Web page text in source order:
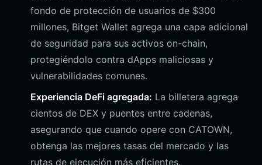
fondo de protección de usuarios de $300
millones, Bitget Wallet agrega una capa adicional
de seguridad para sus activos on-chain,
protegiéndolo contra dApps maliciosas y
vulnerabilidades comunes.
Experiencia DeFi agregada: La billetera agrega
cientos de DEX y puentes entre cadenas,
asegurando que cuando opere con CATOWN,
obtenga las mejores tasas del mercado y las
rutas de ejecución más eficientes.